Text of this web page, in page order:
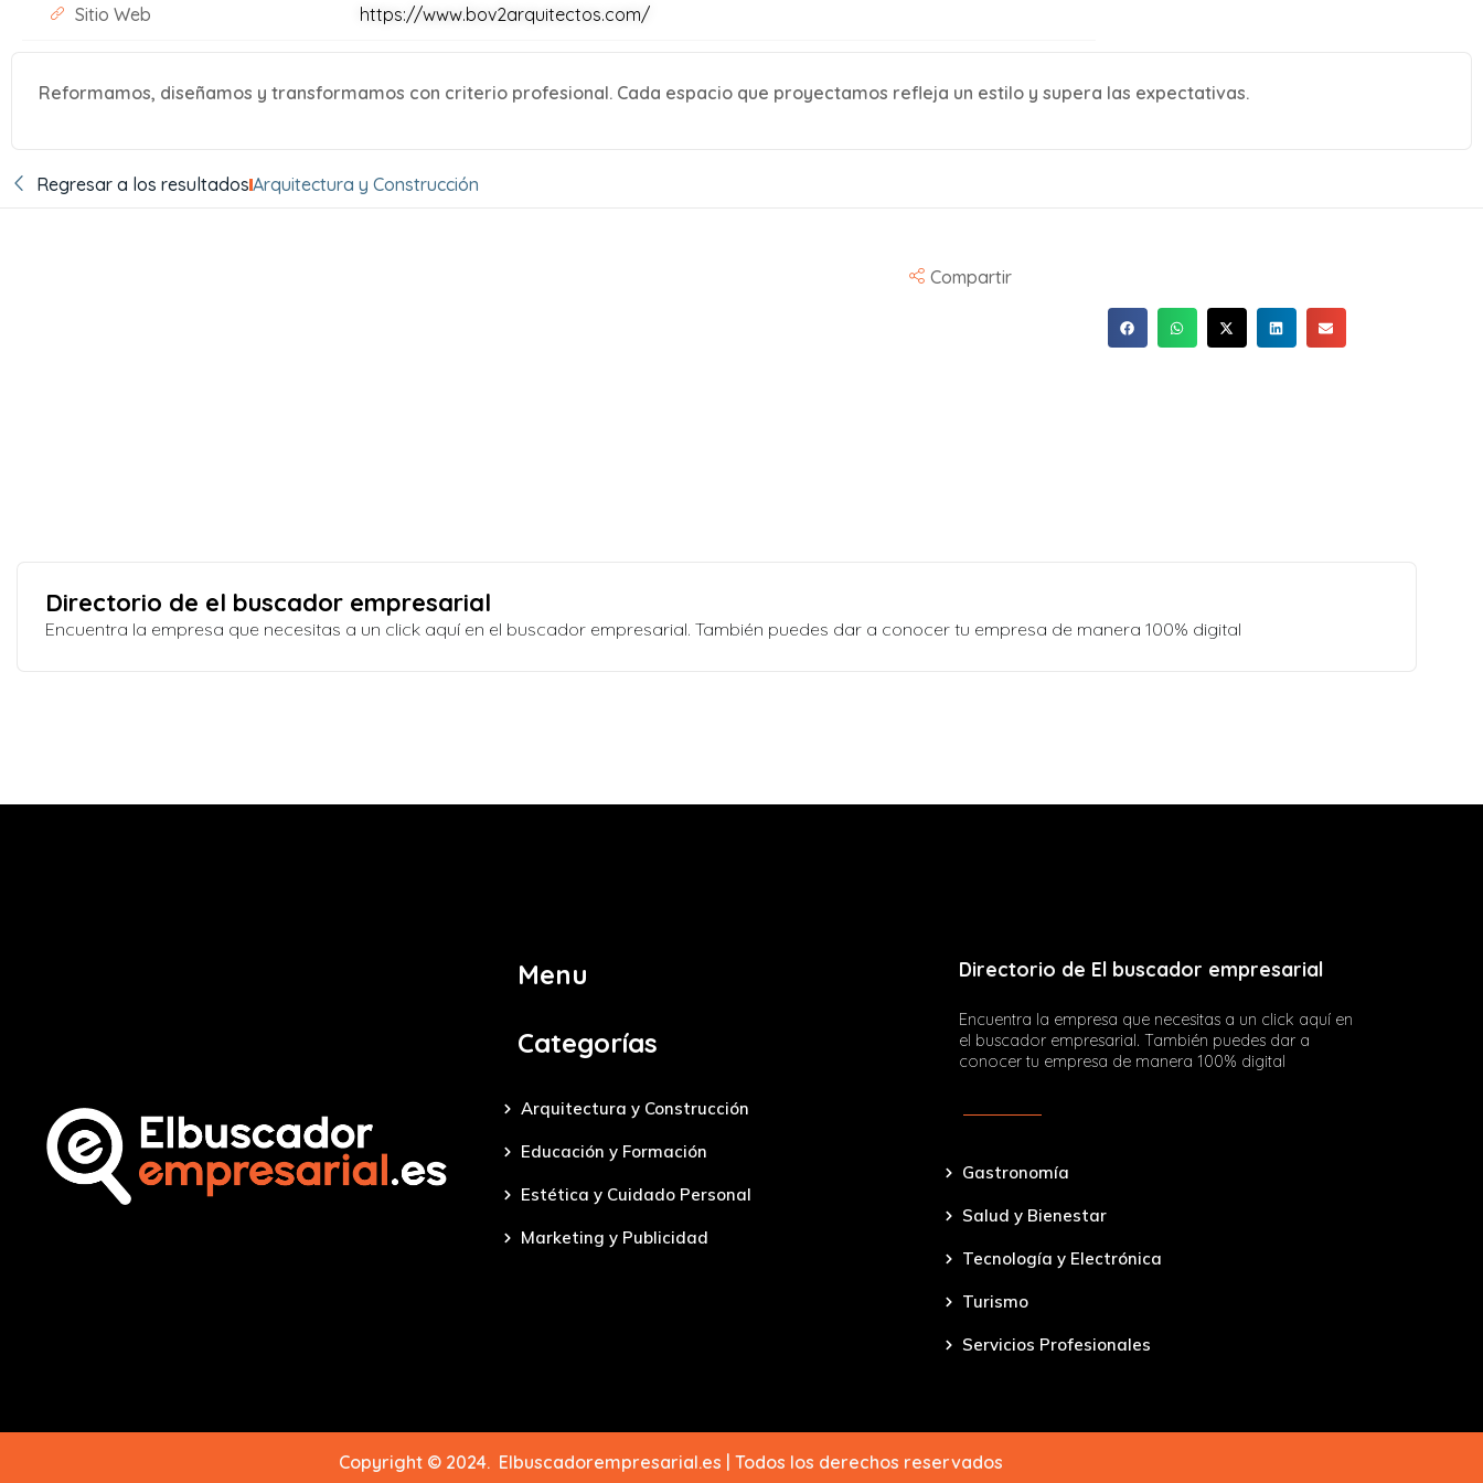
Sitio Web https://www.bov2arquitectos.com/
Reformamos, diseñamos y transformamos con criterio profesional. Cada espacio que proyectamos refleja un estilo y supera las expectativas.
Regresar a los resultadosArquitectura y Construcción
Compartir
Directorio de el buscador empresarial
Encuentra la empresa que necesitas a un click aquí en el buscador empresarial. También puedes dar a conocer tu empresa de manera 100% digital
Menu
Categorías
Arquitectura y Construcción
Educación y Formación
Estética y Cuidado Personal
Marketing y Publicidad
Directorio de El buscador empresarial
Encuentra la empresa que necesitas a un click aquí en
el buscador empresarial. También puedes dar a
conocer tu empresa de manera 100% digital
Gastronomía
Salud y Bienestar
Tecnología y Electrónica
Turismo
Servicios Profesionales
Copyright © 2024. Elbuscadorempresarial.es | Todos los derechos reservados